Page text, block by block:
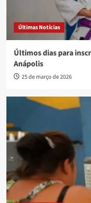
Últimas Notícias
Últimos dias para
Anápolis
25 de março de 2026